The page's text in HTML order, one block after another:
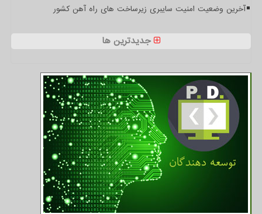
آخرین وضعیت امنیت سایبری زیرساخت های راه آهن کشور
جدیدترین ها